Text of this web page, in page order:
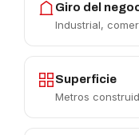
Giro del
Industrial,
Superficie
Metros